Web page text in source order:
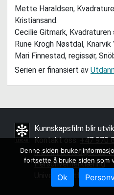
Mette Haraldsen,
Kristiansand.
Cecilie Gitmark,
Rune Krogh Nøstdal, Knarvik
Mari Finnestad, regissør,
Serien er finansiert av
Kunnskapsfilm blir
Kontakt oss:+47 970
Personvernerklæring
Universell utforming
Denne siden bruker
fortsette å bruke siden som
Ok